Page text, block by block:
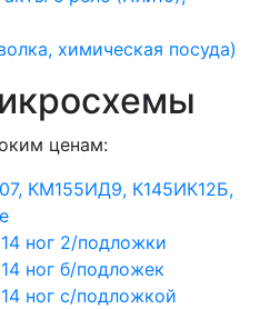
химическая посуда)
ценам:
КМ155ИД9, К145ИК12Б,
ног 2/подложки
ног б/подложек
ног с/подложкой